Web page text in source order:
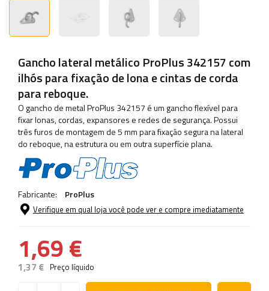
Gancho lateral metálico ProPlus 342157 com
ilhós para fixação de lona e cintas de corda
para reboque.
O gancho de metal ProPlus 342157 é um gancho flexível para
fixar lonas, cordas, expansores e redes de segurança. Possui
três furos de montagem de 5 mm para fixação segura na lateral
do reboque, na estrutura ou em outra superfície plana.
Fabricante: ProPlus
Verifique em qual loja você pode ver e compre imediatamente
1,69 €
1,37 € Preço líquido